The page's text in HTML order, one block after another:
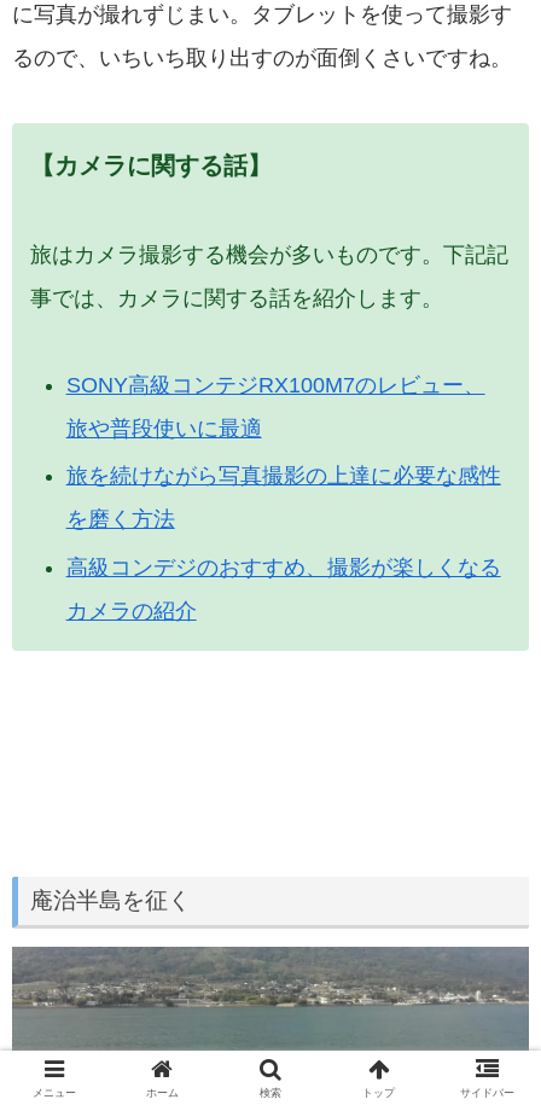
に写真が撮れずじまい。タブレットを使って撮影す
るので、いちいち取り出すのが面倒くさいですね。
【カメラに関する話】
旅はカメラ撮影する機会が多いものです。下記記
事では、カメラに関する話を紹介します。
SONY高級コンテジRX100M7のレビュー、
旅や普段使いに最適
旅を続けながら写真撮影の上達に必要な感性
を磨く方法
高級コンデジのおすすめ、撮影が楽しくなる
カメラの紹介
庵治半島を征く
メニュー ホーム 検索 トップ サイドバー